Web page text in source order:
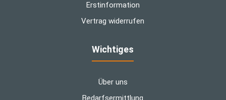
Erstinformation
Vertrag widerrufen
Wichtiges
Über uns
Bedarfsermittlung